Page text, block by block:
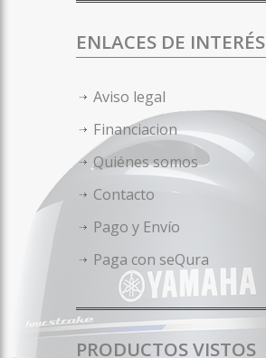
ENLACES DE INTERÉS
Aviso legal
Financiacion
Quiénes somos
Contacto
Pago y Envío
Paga con seQura
PRODUCTOS VISTOS